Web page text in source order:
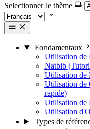
Selectionner le thème
Fondamentaux
Utilisation de
Natbib
Utilisation de
Utilisation de
rapide)
Utilisation de
Utilisation
Types de